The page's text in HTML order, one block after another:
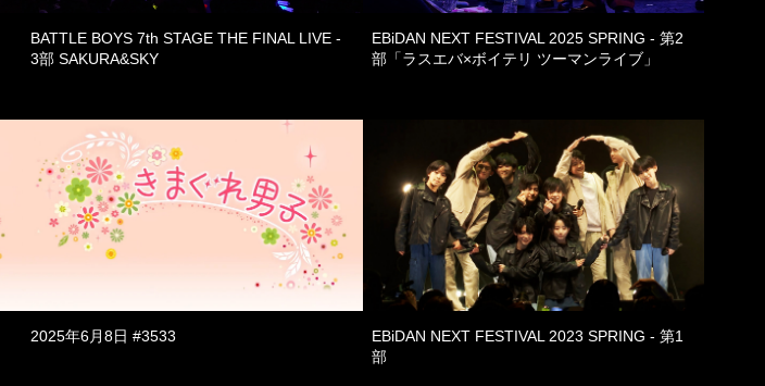
BATTLE BOYS 7th STAGE THE FINAL LIVE -
3部 SAKURA&SKY
EBiDAN NEXT FESTIVAL 2025 SPRING - 第2
部「ラスエバ×ボイテリ ツーマンライブ」
2025年6月8日 #3533
EBiDAN NEXT FESTIVAL 2023 SPRING - 第1
部